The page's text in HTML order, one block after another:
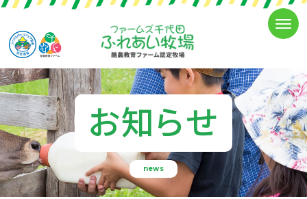
お知らせ
news